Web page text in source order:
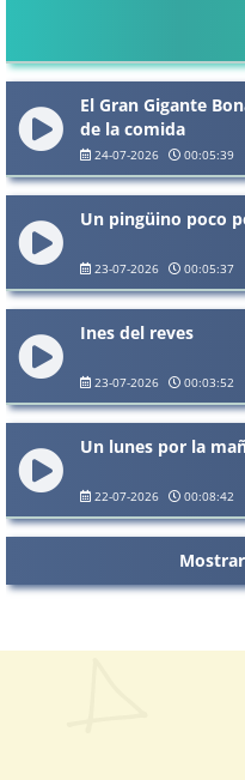
El Gran Gigante
de la comida
24-07-2026 00:05:39
Un pingüino poco
23-07-2026 00:05:37
Ines del reves
23-07-2026 00:03:52
Un lunes por la
22-07-2026 00:08:42